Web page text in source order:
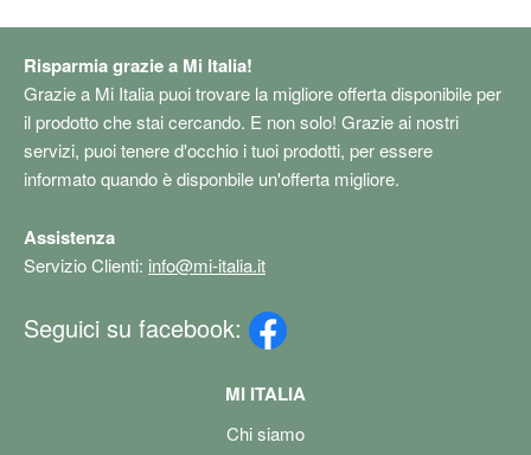
Risparmia grazie a Mi Italia!
Grazie a Mi Italia puoi trovare la migliore offerta disponibile per
il prodotto che stai cercando. E non solo! Grazie ai nostri
servizi, puoi tenere d'occhio i tuoi prodotti, per essere
informato quando è disponbile un'offerta migliore.
Assistenza
Servizio Clienti: info@mi-italia.it
Seguici su facebook:
MI ITALIA
Chi siamo